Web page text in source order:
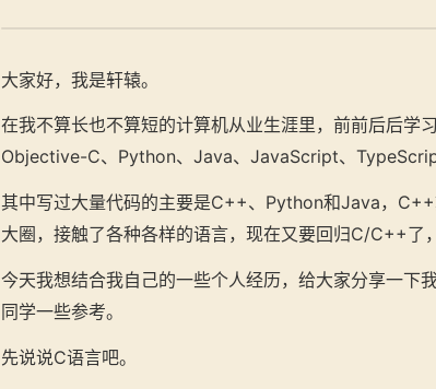
大家好，我是轩辕。
在我不算长也不算短的计算机从业生涯里，前前后后学
Objective-C、Python、Java、JavaScript、
其中写过大量代码的主要是C++、Python和Java，
大圈，接触了各种各样的语言，现在又要回归C/C++了
今天我想结合我自己的一些个人经历，给大家分享一下
同学一些参考。
先说说C语言吧。